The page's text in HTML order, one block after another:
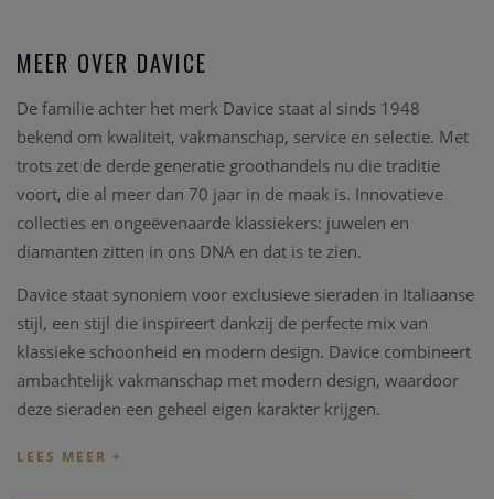
MEER OVER DAVICE
De familie achter het merk Davice staat al sinds 1948
bekend om kwaliteit, vakmanschap, service en selectie. Met
trots zet de derde generatie groothandels nu die traditie
voort, die al meer dan 70 jaar in de maak is. Innovatieve
collecties en ongeëvenaarde klassiekers: juwelen en
diamanten zitten in ons DNA en dat is te zien.
Davice staat synoniem voor exclusieve sieraden in Italiaanse
stijl, een stijl die inspireert dankzij de perfecte mix van
klassieke schoonheid en modern design. Davice combineert
ambachtelijk vakmanschap met modern design, waardoor
deze sieraden een geheel eigen karakter krijgen.